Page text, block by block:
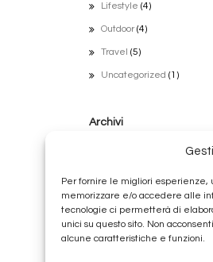
Per fornire le migliori esperienze,
memorizzare e/o accedere alle
tecnologie ci permetterà di
unici su questo sito. Non
alcune caratteristiche e funzioni.
Lifestyle (4)
Outdoor(4)
Travel (5)
Uncategorized (1)
Archivi
Ottobre 2016
Febbraio 2016
Gennaio 2016